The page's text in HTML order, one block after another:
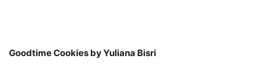
Goodtime Cookies by Yuliana Bisri